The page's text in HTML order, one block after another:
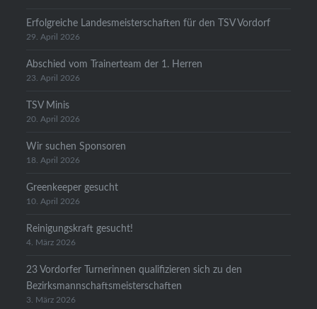
Erfolgreiche Landesmeisterschaften für den TSV Vordorf
29. April 2026
Abschied vom Trainerteam der 1. Herren
23. April 2026
TSV Minis
20. April 2026
Wir suchen Sponsoren
18. April 2026
Greenkeeper gesucht
10. April 2026
Reinigungskraft gesucht!
4. März 2026
23 Vordorfer Turnerinnen qualifizieren sich zu den
Bezirksmannschaftsmeisterschaften
3. März 2026